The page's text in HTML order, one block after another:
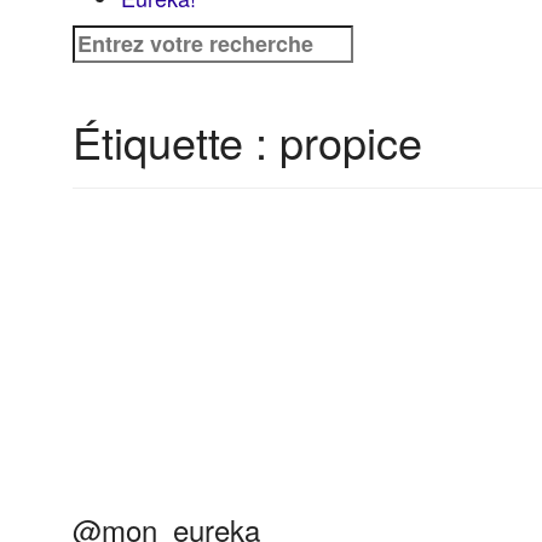
Recherche
pour
Étiquette : propice
@mon_eureka